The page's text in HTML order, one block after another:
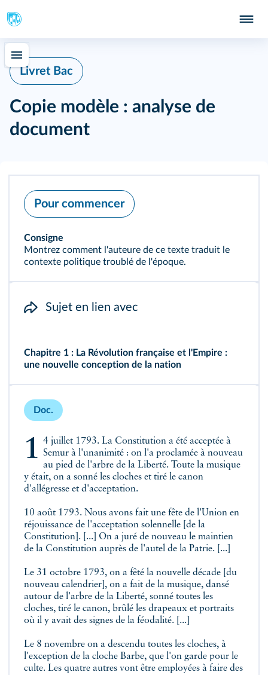
Livret Bac
Copie modèle : analyse de
document
Pour commencer
Consigne
Montrez comment l'auteure de ce texte traduit le
contexte politique troublé de l'époque.
Sujet en lien avec
Chapitre 1 : La Révolution française et l'Empire :
une nouvelle conception de la nation
Doc.
14 juillet 1793. La Constitution a été acceptée à Semur à l'unanimité : on l'a proclamée à nouveau
au pied de l'arbre de la Liberté. Toute la musique
y était, on a sonné les cloches et tiré le canon
d'allégresse et d'acceptation.
10 août 1793. Nous avons fait une fête de l'Union en
réjouissance de l'acceptation solennelle [de la
Constitution]. [...] On a juré de nouveau le maintien
de la Constitution auprès de l'autel de la Patrie. [...]
Le 31 octobre 1793, on a fêté la nouvelle décade [du
nouveau calendrier], on a fait de la musique, dansé
autour de l'arbre de la Liberté, sonné toutes les
cloches, tiré le canon, brûlé les drapeaux et portraits
où il y avait des signes de la féodalité. [...]
Le 8 novembre on a descendu toutes les cloches, à
l'exception de la cloche Barbe, que l'on garde pour le
culte. Les quatre autres vont être employées à faire des